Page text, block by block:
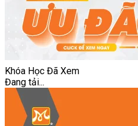
Khóa Học Đã Xem
Đang tải...